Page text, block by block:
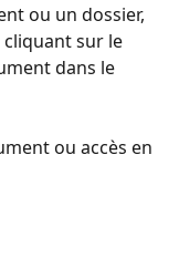
ou un dossier,
sur le
dans le
ou accès en